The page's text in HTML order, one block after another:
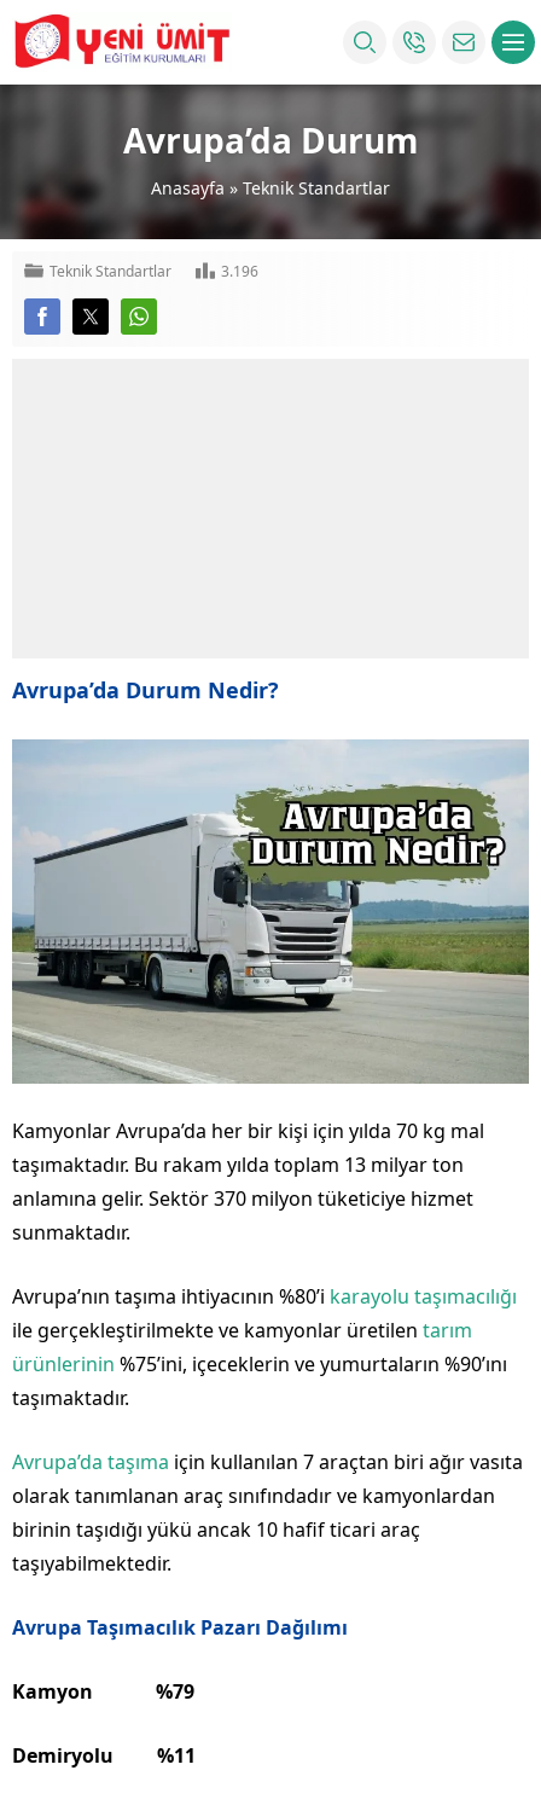
Avrupa’da Durum
Anasayfa » Teknik Standartlar
Teknik Standartlar 3.196
Avrupa’da Durum Nedir?
Kamyonlar Avrupa’da her bir kişi için yılda 70 kg mal
taşımaktadır. Bu rakam yılda toplam 13 milyar ton
anlamına gelir. Sektör 370 milyon tüketiciye hizmet
sunmaktadır.
Avrupa’nın taşıma ihtiyacının %80’i karayolu taşımacılığı
ile gerçekleştirilmekte ve kamyonlar üretilen tarım
ürünlerinin %75’ini, içeceklerin ve yumurtaların %90’ını
taşımaktadır.
Avrupa’da taşıma için kullanılan 7 araçtan biri ağır vasıta
olarak tanımlanan araç sınıfındadır ve kamyonlardan
birinin taşıdığı yükü ancak 10 hafif ticari araç
taşıyabilmektedir.
Avrupa Taşımacılık Pazarı Dağılımı
Kamyon %79
Demiryolu %11